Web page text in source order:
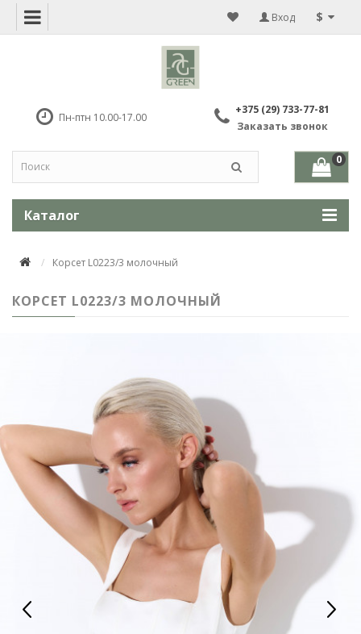
$
Вход
Пн-птн 10.00-17.00
+375 (29) 733-77-81
Заказать звонок
0
Каталог
Корсет L0223/3 молочный
КОРСЕТ L0223/3 МОЛОЧНЫЙ